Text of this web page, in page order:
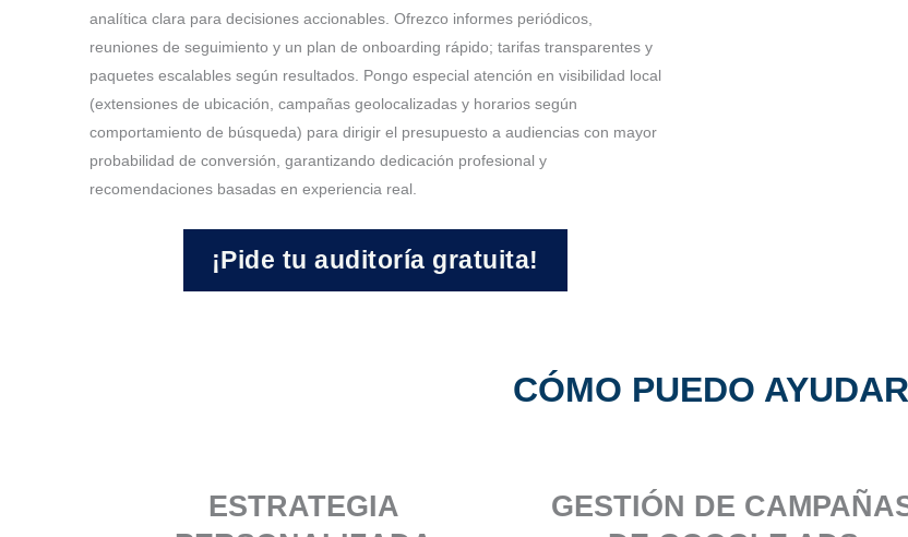
analítica clara para decisiones accionables. Ofrezco informes periódicos,
reuniones de seguimiento y un plan de onboarding rápido; tarifas transparentes y
paquetes escalables según resultados. Pongo especial atención en visibilidad local
(extensiones de ubicación, campañas geolocalizadas y horarios según
comportamiento de búsqueda) para dirigir el presupuesto a audiencias con mayor
probabilidad de conversión, garantizando dedicación profesional y
recomendaciones basadas en experiencia real.
¡Pide tu auditoría gratuita!
CÓMO PUEDO
ESTRATEGIA
GESTIÓN DE